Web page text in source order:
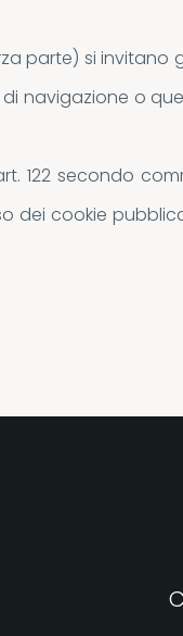
parte) si invitano
navigazione o
122 secondo
dei cookie